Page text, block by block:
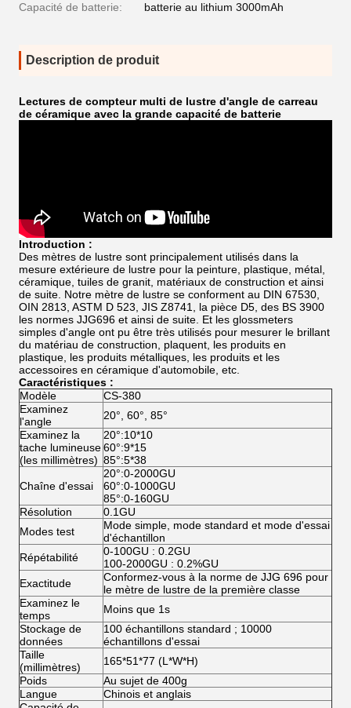
Capacité de batterie: batterie au lithium 3000mAh
Description de produit
Lectures de compteur multi de lustre d'angle de carreau
de céramique avec la grande capacité de batterie
Introduction :
Des mètres de lustre sont principalement utilisés dans la
mesure extérieure de lustre pour la peinture, plastique, métal,
céramique, tuiles de granit, matériaux de construction et ainsi
de suite. Notre mètre de lustre se conforment au DIN 67530,
OIN 2813, ASTM D 523, JIS Z8741, la pièce D5, des BS 3900
les normes JJG696 et ainsi de suite. Et les glossmeters
simples d'angle ont pu être très utilisés pour mesurer le brillant
du matériau de construction, plaquent, les produits en
plastique, les produits métalliques, les produits et les
accessoires en céramique d'automobile, etc.
Caractéristiques :
Modèle
CS-380
Examinez
l'angle
20°, 60°, 85°
Examinez la
tache lumineuse
(les millimètres)
20°:10*10
60°:9*15
85°:5*38
Chaîne d'essai
20°:0-2000GU
60°:0-1000GU
85°:0-160GU
Résolution
0.1GU
Modes test
Mode simple, mode standard et mode d'essai
d'échantillon
Répétabilité
0-100GU : 0.2GU
100-2000GU : 0.2%GU
Exactitude
Conformez-vous à la norme de JJG 696 pour
le mètre de lustre de la première classe
Examinez le
temps
Moins que 1s
Stockage de
données
100 échantillons standard ; 10000
échantillons d'essai
Taille
(millimètres)
165*51*77 (L*W*H)
Poids
Au sujet de 400g
Langue
Chinois et anglais